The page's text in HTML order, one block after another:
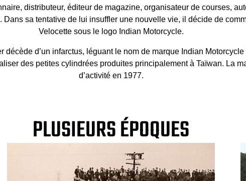
distributeur, éditeur de magazine, organisateur de courses,
Dans sa tentative de lui insuffler une nouvelle vie, il décide de
Velocette sous le logo Indian Motorcycle.
décède d’un infarctus, léguant le nom de marque Indian
des petites cylindrées produites principalement à Taïwan. La
d’activité en 1977.
PLUSIEURS ÉPOQUES